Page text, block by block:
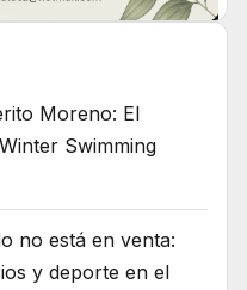
Moreno: El
Swimming
no está en venta:
y deporte en el